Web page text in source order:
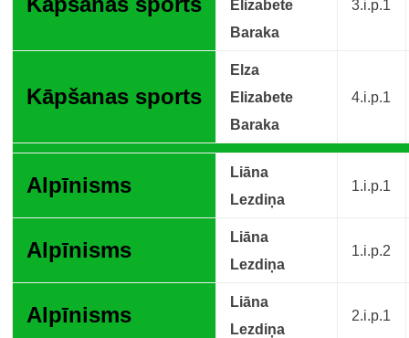
Elizabete
Baraka
3.i.p.1
Kāpšanas sports
Elza
Elizabete
Baraka
4.i.p.1
Alpīnisms
Liāna
Lezdiņa
1.i.p.1
Alpīnisms
Liāna
Lezdiņa
1.i.p.2
Alpīnisms
Liāna
Lezdiņa
2.i.p.1